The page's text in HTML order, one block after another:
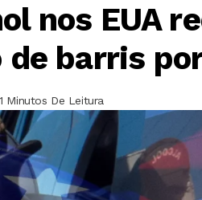
nos EUA
de barris
1 Minutos De Leitura